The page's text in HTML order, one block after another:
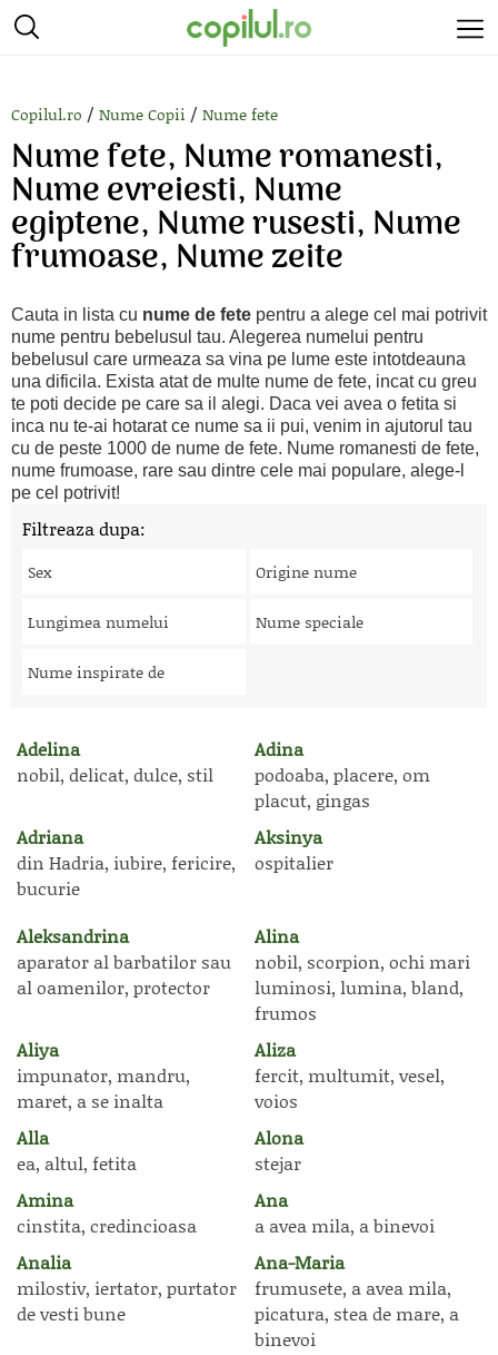
Copilul.ro / Nume Copii / Nume fete
Nume fete, Nume romanesti,
Nume evreiesti, Nume
egiptene, Nume rusesti, Nume
frumoase, Nume zeite
Cauta in lista cu nume de fete pentru a alege cel mai potrivit
nume pentru bebelusul tau. Alegerea numelui pentru
bebelusul care urmeaza sa vina pe lume este intotdeauna
una dificila. Exista atat de multe nume de fete, incat cu greu
te poti decide pe care sa il alegi. Daca vei avea o fetita si
inca nu te-ai hotarat ce nume sa ii pui, venim in ajutorul tau
cu de peste 1000 de nume de fete. Nume romanesti de fete,
nume frumoase, rare sau dintre cele mai populare, alege-l
pe cel potrivit!
Filtreaza dupa:
Sex Origine nume
Lungimea numelui Nume speciale
Nume inspirate de
Adelina
nobil, delicat, dulce, stil
Adina
podoaba, placere, om
placut, gingas
Adriana
din Hadria, iubire, fericire,
bucurie
Aksinya
ospitalier
Aleksandrina
aparator al barbatilor sau
al oamenilor, protector
Alina
nobil, scorpion, ochi mari
luminosi, lumina, bland,
frumos
Aliya
impunator, mandru,
maret, a se inalta
Aliza
fercit, multumit, vesel,
voios
Alla
ea, altul, fetita
Alona
stejar
Amina
cinstita, credincioasa
Ana
a avea mila, a binevoi
Analia
milostiv, iertator, purtator
de vesti bune
Ana-Maria
frumusete, a avea mila,
picatura, stea de mare, a
binevoi